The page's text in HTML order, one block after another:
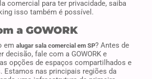
Estamos nas principais regiões da
uma infraestrutura de primeira.
acessenosso site